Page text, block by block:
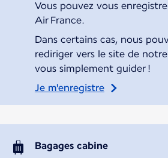
Vous pouvez vous
Air France.
Dans certains cas, nous
rediriger vers le site de
vous simplement guider !
Je m'enregistre
Bagages cabine